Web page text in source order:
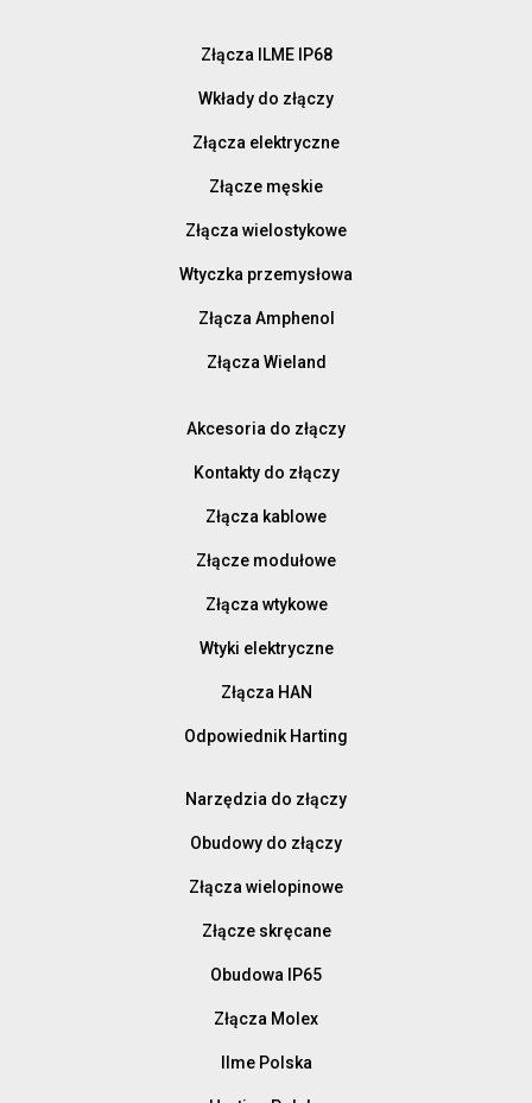
Złącza ILME IP68
Wkłady do złączy
Złącza elektryczne
Złącze męskie
Złącza wielostykowe
Wtyczka przemysłowa
Złącza Amphenol
Złącza Wieland
Akcesoria do złączy
Kontakty do złączy
Złącza kablowe
Złącze modułowe
Złącza wtykowe
Wtyki elektryczne
Złącza HAN
Odpowiednik Harting
Narzędzia do złączy
Obudowy do złączy
Złącza wielopinowe
Złącze skręcane
Obudowa IP65
Złącza Molex
Ilme Polska